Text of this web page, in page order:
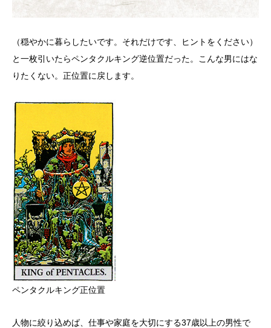
（穏やかに暮らしたいです。それだけです、ヒントをください）
と一枚引いたらペンタクルキング逆位置だった。こんな男にはな
りたくない。正位置に戻します。
ペンタクルキング正位置
人物に絞り込めば、仕事や家庭を大切にする37歳以上の男性で